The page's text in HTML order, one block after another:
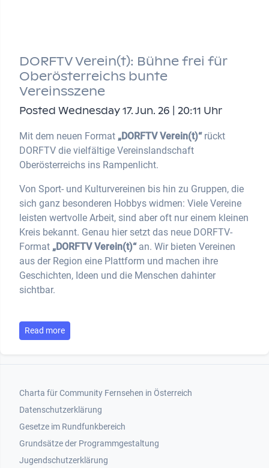
DORFTV Verein(t): Bühne frei für
Oberösterreichs bunte
Vereinsszene
Posted Wednesday 17. Jun. 26 | 20:11 Uhr
Mit dem neuen Format „DORFTV Verein(t)“rückt
DORFTV die vielfältige Vereinslandschaft
Oberösterreichs ins Rampenlicht.
Von Sport- und Kulturvereinen bis hin zu Gruppen, die
sich ganz besonderen Hobbys widmen: Viele Vereine
leisten wertvolle Arbeit, sind aber oft nur einem kleinen
Kreis bekannt. Genau hier setzt das neue DORFTV-
Format „DORFTV Verein(t)“an. Wir bieten Vereinen
aus der Region eine Plattform und machen ihre
Geschichten, Ideen und die Menschen dahinter
sichtbar.
Read more
Footer 1
Charta für Community Fernsehen in Österreich
Datenschutzerklärung
Gesetze im Rundfunkbereich
Grundsätze der Programmgestaltung
Jugendschutzerklärung